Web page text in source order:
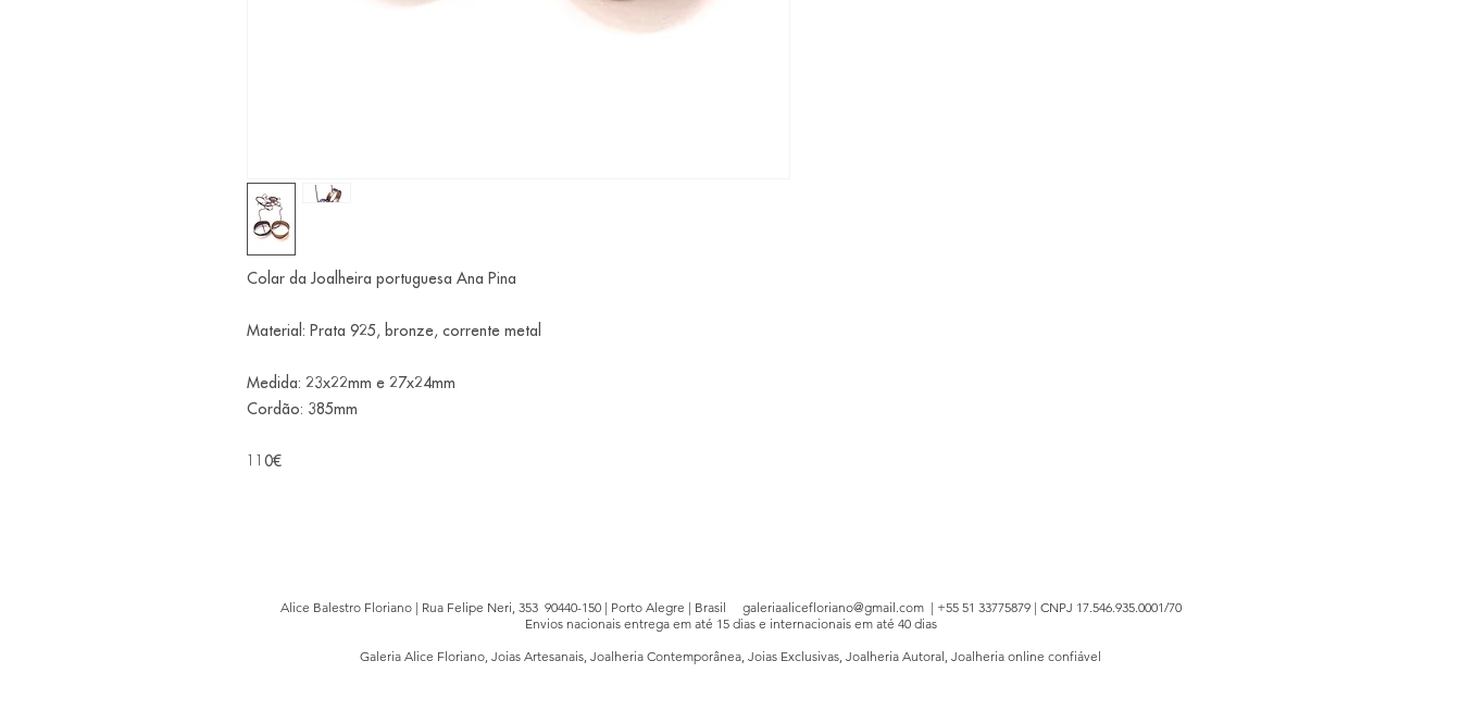
Colar da Joalheira portuguesa Ana Pina
Material: Prata 925, bronze, corrente metal
Medida: 23x22mm e 27x24mm
Cordão: 385mm
110€
Alice Balestro Floriano | Rua Felipe Neri, 353 90440-150 | Porto Alegre | Brasil galeriaalicefloriano@gmail.com| +55 51 33775879 | CNPJ 17.546.935.0001/70
Envios nacionais entrega em até 15 dias e internacionais em até 40 dias
Galeria Alice Floriano, Joias Artesanais, Joalheria Contemporânea, Joias Exclusivas, Joalheria Autoral, Joalheria online confiável